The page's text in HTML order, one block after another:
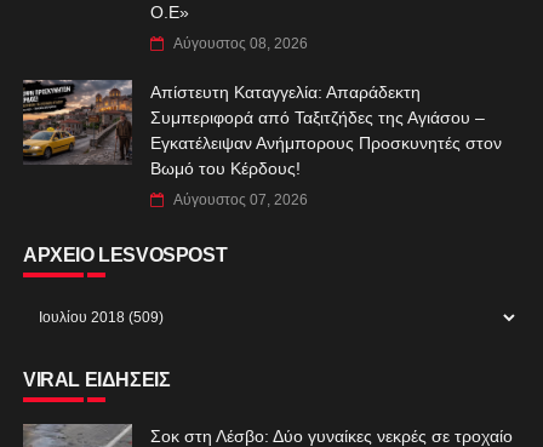
Ο.Ε»
Αύγουστος 08, 2026
Απίστευτη Καταγγελία: Απαράδεκτη
Συμπεριφορά από Ταξιτζήδες της Αγιάσου –
Εγκατέλειψαν Ανήμπορους Προσκυνητές στον
Βωμό του Κέρδους!
Αύγουστος 07, 2026
ΑΡΧΕΙΟ LESVOSPOST
VIRAL ΕΙΔΗΣΕΙΣ
Σοκ στη Λέσβο: Δύο γυναίκες νεκρές σε τροχαίο